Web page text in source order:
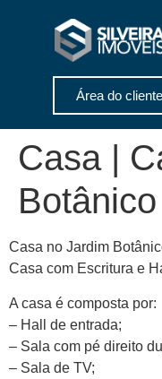
Área do cliente
Casa |
Botânico
Casa no Jardim
Casa com Escritura e
A casa é composta por:
– Hall de entrada;
– Sala com pé direito
– Sala de TV;